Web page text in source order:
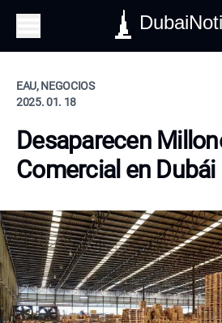
EAU, NEGOCIOS
2025. 01. 18
Desaparecen
Comercial en Dubái